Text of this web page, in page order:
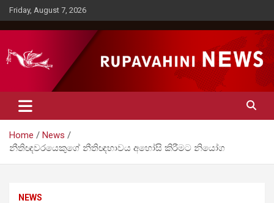
Skip
to
content
Friday, August 7, 2026
Rupavahini News
Home
News
නීතිඥවරයෙකුගේ නීතිඥභාවය අහෝසි කිරීමට නියෝග
NEWS